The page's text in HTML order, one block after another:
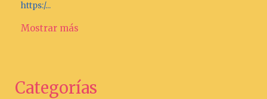
https:/...
Mostrar más
Categorías